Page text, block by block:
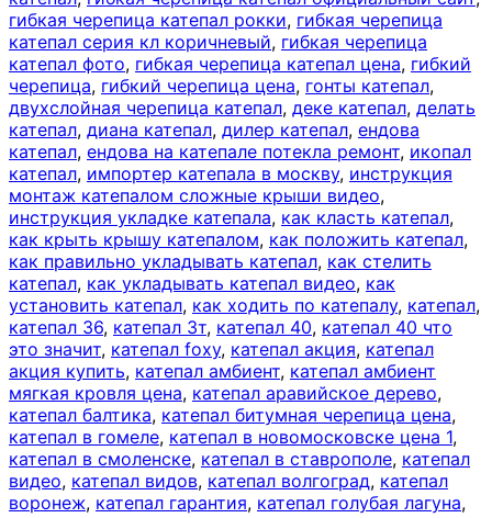
гибкая черепица катепал рокки, гибкая черепица
катепал серия кл коричневый, гибкая черепица
катепал фото, гибкая черепица катепал цена, гибкий
черепица, гибкий черепица цена, гонты катепал,
двухслойная черепица катепал, деке катепал, делать
катепал, диана катепал, дилер катепал, ендова
катепал, ендова на катепале потекла ремонт, икопал
катепал, импортер катепала в москву, инструкция
монтаж катепалом сложные крыши видео,
инструкция укладке катепала, как класть катепал,
как крыть крышу катепалом, как положить катепал,
как правильно укладывать катепал, как стелить
катепал, как укладывать катепал видео, как
установить катепал, как ходить по катепалу, катепал,
катепал 36, катепал 3т, катепал 40, катепал 40 что
это значит, катепал foxy, катепал акция, катепал
акция купить, катепал амбиент, катепал амбиент
мягкая кровля цена, катепал аравийское дерево,
катепал балтика, катепал битумная черепица цена,
катепал в гомеле, катепал в новомосковске цена 1,
катепал в смоленске, катепал в ставрополе, катепал
видео, катепал видов, катепал волгоград, катепал
воронеж, катепал гарантия, катепал голубая лагуна,